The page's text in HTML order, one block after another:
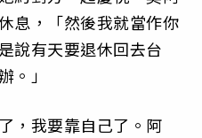
息，「然後我就當作你
說有天要退休回去台
。」
，我要靠自己了。阿